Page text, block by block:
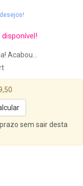
Acabou...
sem sair desta